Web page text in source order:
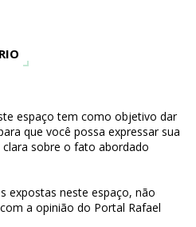
espaço tem como objetivo dar
que você possa expressar sua
sobre o fato abordado
expostas neste espaço, não
a opinião do Portal Rafael